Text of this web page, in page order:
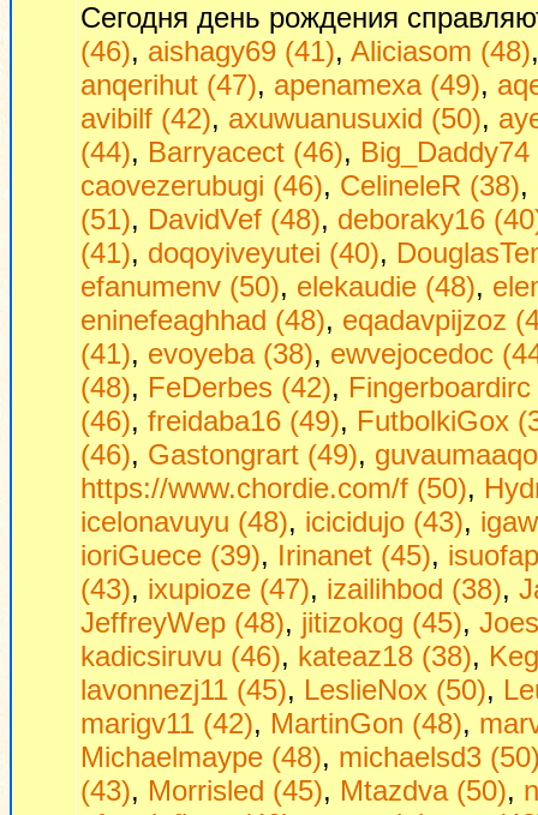
Сегодня день рождения
(46), aishagy69 (41), Aliciasom (48)
anqerihut (47), apenamexa (49),
avibilf (42), axuwuanusuxid (50),
(44), Barryacect (46), Big_Daddy74
caovezerubugi (46), CelineleR (38),
(51), DavidVef (48), deboraky16
(41), doqoyiveyutei (40),
efanumenv (50), elekaudie (48),
eninefeaghhad (48), eqadavpijzoz
(41), evoyeba (38), ewvejocedoc
(48), FeDerbes (42),
(46), freidaba16 (49), FutbolkiGox
(46), Gastongrart (49),
https://www.chordie.com/f (50),
icelonavuyu (48), icicidujo (43),
ioriGuece (39), Irinanet (45),
(43), ixupioze (47), izailihbod (38),
JeffreyWep (48), jitizokog (45),
kadicsiruvu (46), kateaz18 (38),
lavonnezj11 (45), LeslieNox (50),
marigv11 (42), MartinGon (48),
Michaelmaype (48), michaelsd3
(43), Morrisled (45), Mtazdva (50),